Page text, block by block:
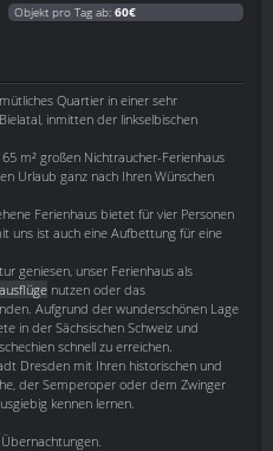
Objekt pro Tag ab: 60€
Quartier in einer sehr
inmitten der linkselbischen
m² großen Nichtraucher-Ferienhaus
Urlaub ganz nach Ihren Wünschen
Ferienhaus bietet für vier Personen
uns ist auch eine Aufbettung für eine
geniesen, unser Ferienhaus als
nutzen oder das
Aufgrund der wunderschönen Lage
in der Sächsischen Schweiz und
schnell zu erreichen.
Dresden mit Ihren historischen und
der Semperoper oder dem Zwinger
kennen lernen.